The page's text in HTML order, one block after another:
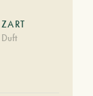
ZART
Duft